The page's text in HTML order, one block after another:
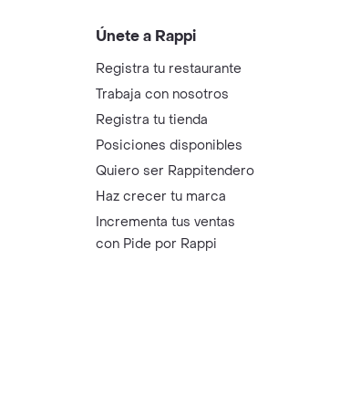
Únete a Rappi
Registra tu restaurante
Trabaja con nosotros
Registra tu tienda
Posiciones disponibles
Quiero ser Rappitendero
Haz crecer tu marca
Incrementa tus ventas
con Pide por Rappi